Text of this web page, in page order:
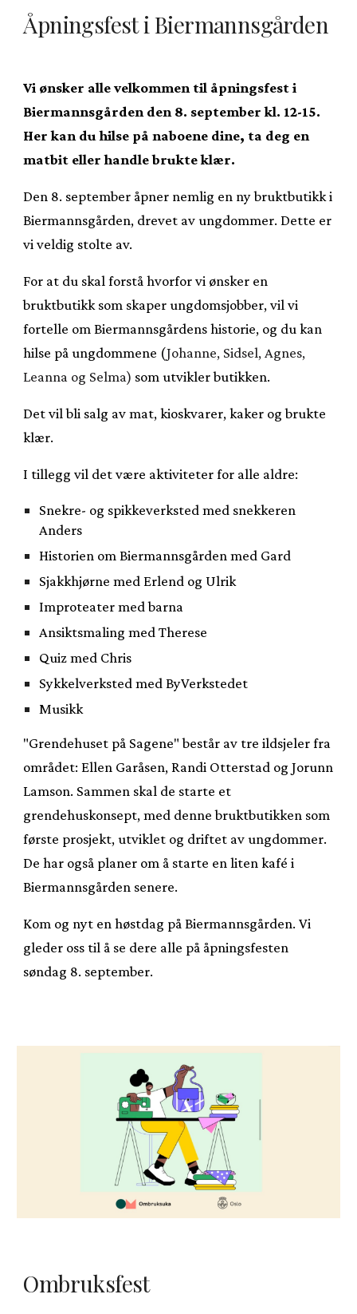
Åpningsfest i Biermannsgården
Vi ønsker alle velkommen til åpningsfest i
Biermannsgården den 8. september kl. 12-15.
Her kan du hilse på naboene dine, ta deg en
matbit eller handle brukte klær.
Den 8. september åpner nemlig en ny bruktbutikk i
Biermannsgården, drevet av ungdommer. Dette er
vi veldig stolte av.
For at du skal forstå hvorfor vi ønsker en
bruktbutikk som skaper ungdomsjobber, vil vi
fortelle om Biermannsgårdens historie, og du kan
hilse på ungdommene (Johanne, Sidsel, Agnes,
Leanna og Selma) som utvikler butikken.
Det vil bli salg av mat, kioskvarer, kaker og brukte
klær.
I tillegg vil det være aktiviteter for alle aldre:
Snekre- og spikkeverksted med snekkeren
Anders
Historien om Biermannsgården med Gard
Sjakkhjørne med Erlend og Ulrik
Improteater med barna
Ansiktsmaling med Therese
Quiz med Chris
Sykkelverksted med ByVerkstedet
Musikk
"Grendehuset på Sagene" består av tre ildsjeler fra
området: Ellen Garåsen, Randi Otterstad og Jorunn
Lamson. Sammen skal de starte et
grendehuskonsept, med denne bruktbutikken som
første prosjekt, utviklet og driftet av ungdommer.
De har også planer om å starte en liten kafé i
Biermannsgården senere.
Kom og nyt en høstdag på Biermannsgården. Vi
gleder oss til å se dere alle på åpningsfesten
søndag 8. september.
Ombruksfest